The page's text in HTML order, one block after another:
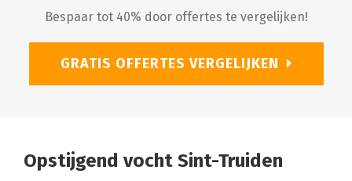
Bespaar tot 40% door offertes te vergelijken!
GRATIS OFFERTES VERGELIJKEN
Opstijgend vocht Sint-Truiden